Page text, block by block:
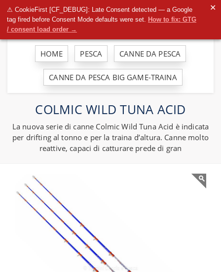
⚠ CookieFirst [CF_DEBUG]: Late Consent detected — a Google
tag fired before Consent Mode defaults were set. How to fix: GTG
/ consent load order →
✕
HOME PESCA CANNE DA PESCA
CANNE DA PESCA BIG GAME-TRAINA
COLMIC WILD TUNA ACID
La nuova serie di canne Colmic Wild Tuna Acid è indicata
per drifting al tonno e per la traina d’altura. Canne molto
reattive, capaci di catturare prede di gran